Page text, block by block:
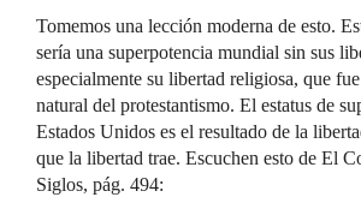
Tomemos una lección moderna de esto.
sería una superpotencia mundial sin sus
especialmente su libertad religiosa, que
natural del protestantismo. El estatus de
Estados Unidos es el resultado de la
que la libertad trae. Escuchen esto de El
Siglos, pág. 494: